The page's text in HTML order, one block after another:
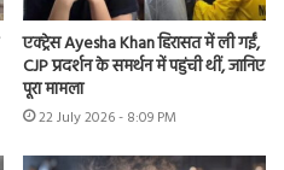
एक्ट्रेस Ayesha Khan हिरासत में ली गईं,
CJP प्रदर्शन के समर्थन में पहुंची थीं, जानिए
पूरा मामला
22 July 2026 - 8:09 PM